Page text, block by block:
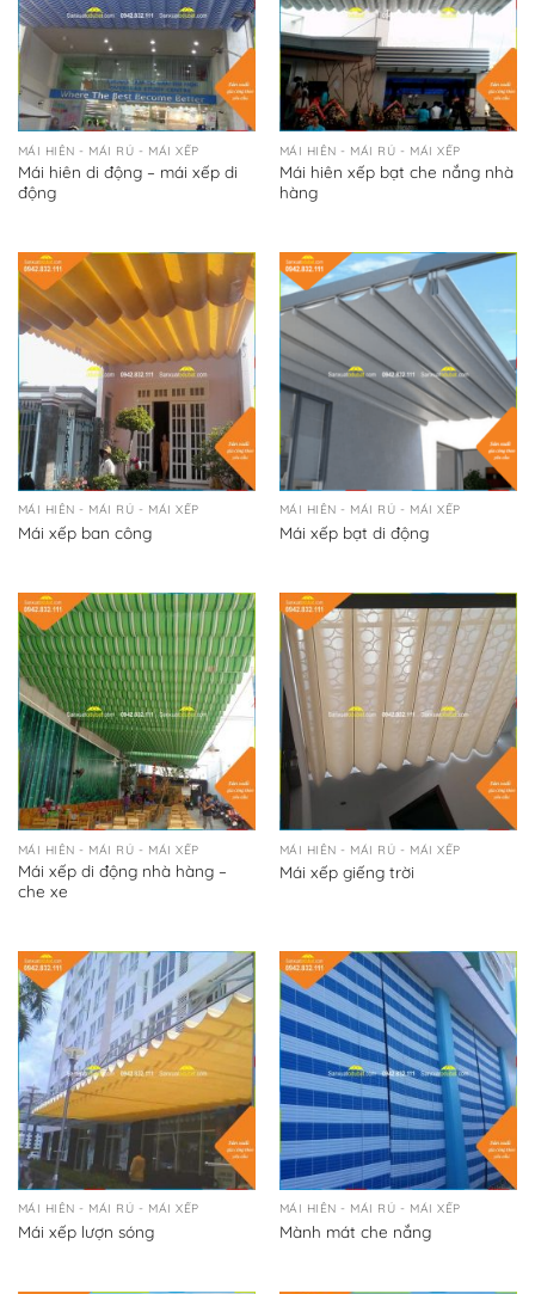
MÁI HIÊN - MÁI RỦ - MÁI XẾP
Mái hiên di động – mái xếp di
động
MÁI HIÊN - MÁI RỦ - MÁI XẾP
Mái hiên xếp bạt che nắng nhà
hàng
MÁI HIÊN - MÁI RỦ - MÁI XẾP
Mái xếp ban công
MÁI HIÊN - MÁI RỦ - MÁI XẾP
Mái xếp bạt di động
MÁI HIÊN - MÁI RỦ - MÁI XẾP
Mái xếp di động nhà hàng –
che xe
MÁI HIÊN - MÁI RỦ - MÁI XẾP
Mái xếp giếng trời
MÁI HIÊN - MÁI RỦ - MÁI XẾP
Mái xếp lượn sóng
MÁI HIÊN - MÁI RỦ - MÁI XẾP
Mành mát che nắng